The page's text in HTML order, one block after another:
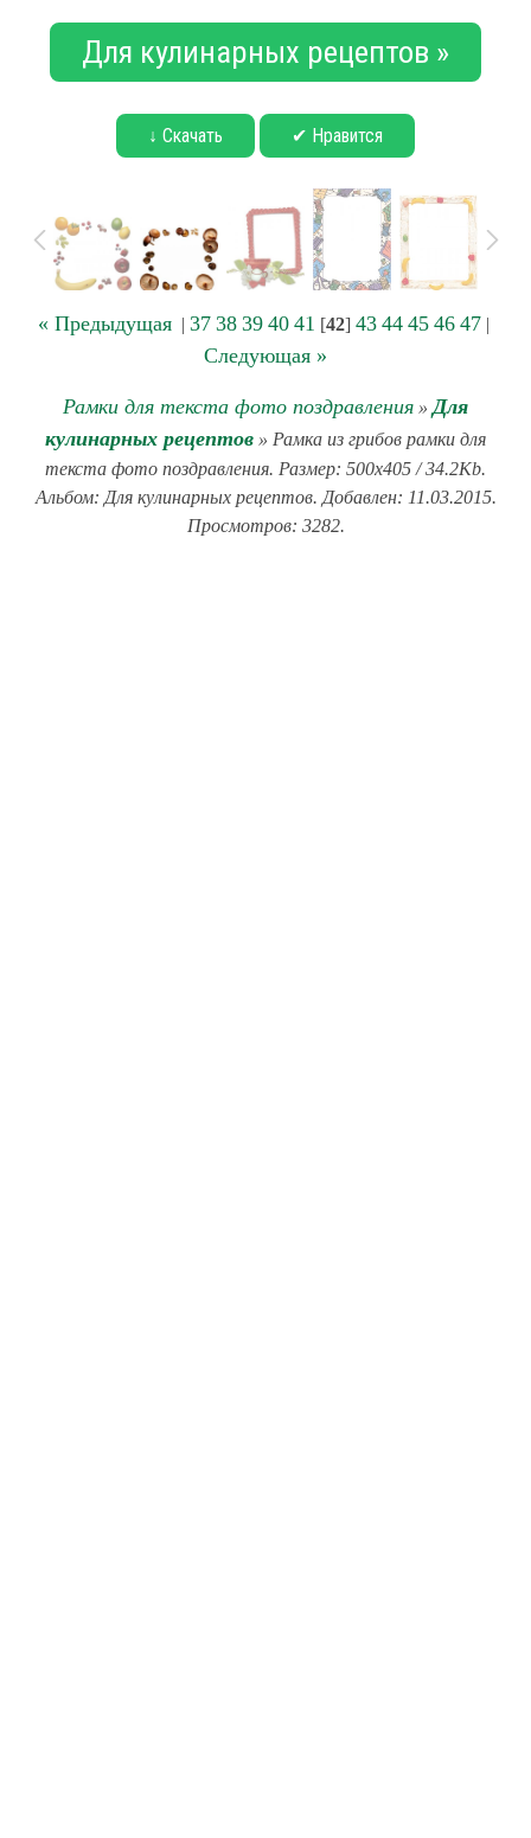
Для кулинарных рецептов »
↓ Скачать ✔ Нравится
« Предыдущая| 37 38 39 40 41 [42] 43 44 45 46 47|
Следующая »
Рамки для текста фото поздравления »Для
кулинарных рецептов » Рамка из грибов рамки для
текста фото поздравления. Размер: 500x405 / 34.2Kb.
Альбом: Для кулинарных рецептов. Добавлен: 11.03.2015.
Просмотров: 3282.